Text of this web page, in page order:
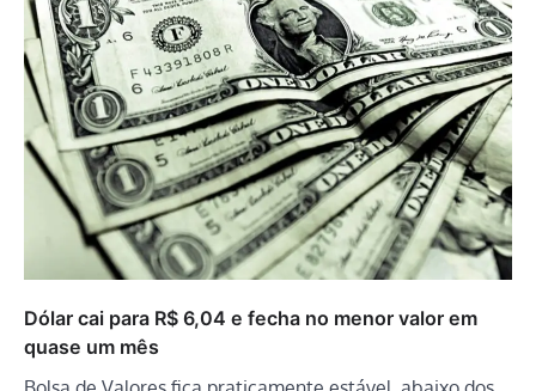
Dólar cai para R$ 6,04 e fecha no menor valor em
quase um mês